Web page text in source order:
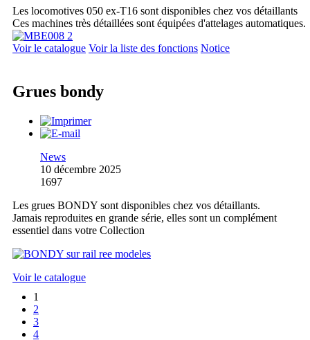
Les locomotives 050 ex-T16 sont disponibles chez vos détaillants
Ces machines très détaillées sont équipées d'attelages automatiques.
Voir le catalogue Voir la liste des fonctions Notice
Grues bondy
News
10 décembre 2025
1697
Les grues BONDY sont disponibles chez vos détaillants.
Jamais reproduites en grande série, elles sont un complément
essentiel dans votre Collection
Voir le catalogue
1
2
3
4